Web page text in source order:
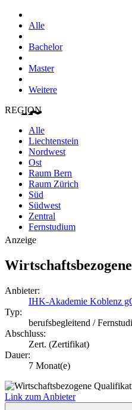
Alle
Bachelor
Master
Weitere
REGION
Alle
Liechtenstein
Nordwest
Ost
Raum Bern
Raum Zürich
Süd
Südwest
Zentral
Fernstudium
Anzeige
Anbieter:
IHK-Akademie Koblenz
Typ:
berufsbegleitend /
Abschluss:
Zert. (Zertifikat)
Dauer:
7 Monat(e)
Link zum Anbieter